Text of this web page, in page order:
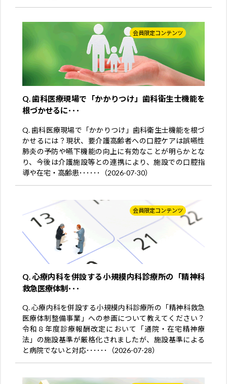
会員限定コンテンツ
Q. 歯科医療現場で「かかりつけ」歯科衛生士機能を
根づかせるに･･･
Q. 歯科医療現場で「かかりつけ」歯科衛生士機能を根づ
かせるには？現状、要介護高齢者への口腔ケアは誤嚥性
肺炎の予防や嚥下機能の向上に有効なことが明らかとな
り、今後は介護施設等との連携により、施設での口腔指
導や在宅・高齢患･･････（2026-07-30）
会員限定コンテンツ
Q. 心療内科を併設する小規模内科診療所の「精神科
救急医療体制･･･
Q. 心療内科を併設する小規模内科診療所の「精神科救急
医療体制整備事業」への参画について教えてください？
令和８年度診療報酬改定において「通院・在宅精神療
法」の施設基準が厳格化されましたが、施設基準による
と病院でないと対応･･････（2026-07-28）